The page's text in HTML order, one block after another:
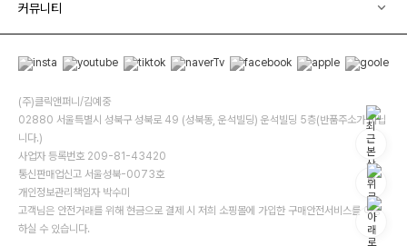
커뮤니티
(주)클릭앤퍼니/김예중
02880 서울특별시 성북구 성북로 49 (성북동, 운석빌딩) 운석빌딩 5층(반품주소가 아닙
니다.)
사업자 등록번호 209-81-43420
통신판매업신고 서울성북-0073호
개인정보관리책임자 박수미
고객님은 안전거래를 위해 현금으로 결제 시 저희 소핑몰에 가입한 구매안전서비스를 이용
하실 수 있습니다.